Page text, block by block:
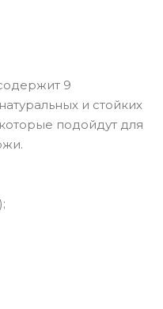
9
и стойких
подойдут для